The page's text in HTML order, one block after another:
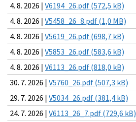
4. 8. 2026 | V6194_26.pdf (572,5 kB)
4. 8. 2026 | V5458_26_8.pdf (1,0 MB)
4. 8. 2026 | V5619_26.pdf (698,7 kB)
4. 8. 2026 | V5853_26.pdf (583,6 kB)
4. 8. 2026 | V6113_26.pdf (818,0 kB)
30. 7. 2026 | V5760_26.pdf (507,3 kB)
29. 7. 2026 | V5034_26.pdf (381,4 kB)
24. 7. 2026 | V6113_26_7.pdf (729,6 kB)